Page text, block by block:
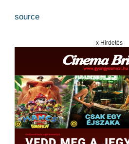
source
x Hirdetés